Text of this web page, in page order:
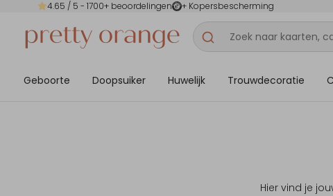
4.65 / 5 - 1700+ beoordelingen + Kopersbescherming
Geboorte Doopsuiker Huwelijk Trouwdecoratie
Hier vind je